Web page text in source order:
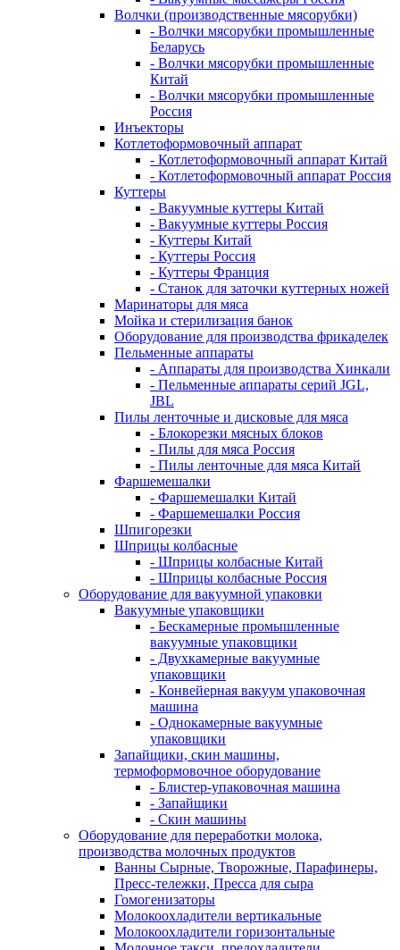
Волчки (производственные мясорубки)
- Волчки мясорубки промышленные
Беларусь
- Волчки мясорубки промышленные
Китай
- Волчки мясорубки промышленные
Россия
Инъекторы
Котлетоформовочный аппарат
- Котлетоформовочный аппарат Китай
- Котлетоформовочный аппарат Россия
Куттеры
- Вакуумные куттеры Китай
- Вакуумные куттеры Россия
- Куттеры Китай
- Куттеры Россия
- Куттеры Франция
- Станок для заточки куттерных ножей
Маринаторы для мяса
Мойка и стерилизация банок
Оборудование для производства фрикаделек
Пельменные аппараты
- Аппараты для производства Хинкали
- Пельменные аппараты серий JGL,
JBL
Пилы ленточные и дисковые для мяса
- Блокорезки мясных блоков
- Пилы для мяса Россия
- Пилы ленточные для мяса Китай
Фаршемешалки
- Фаршемешалки Китай
- Фаршемешалки Россия
Шпигорезки
Шприцы колбасные
- Шприцы колбасные Китай
- Шприцы колбасные Россия
Оборудование для вакуумной упаковки
Вакуумные упаковщики
- Бескамерные промышленные
вакуумные упаковщики
- Двухкамерные вакуумные
упаковщики
- Конвейерная вакуум упаковочная
машина
- Однокамерные вакуумные
упаковщики
Запайщики, скин машины,
термоформовочное оборудование
- Блистер-упаковочная машина
- Запайщики
- Скин машины
Оборудование для переработки молока,
производства молочных продуктов
Ванны Сырные, Творожные, Парафинеры,
Пресс-тележки, Пресса для сыра
Гомогенизаторы
Молокоохладители вертикальные
Молокоохладители горизонтальные